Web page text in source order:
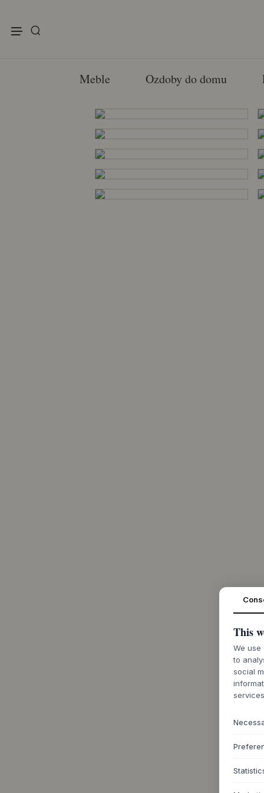
Meble Ozdoby do domu
This
We use
to
social